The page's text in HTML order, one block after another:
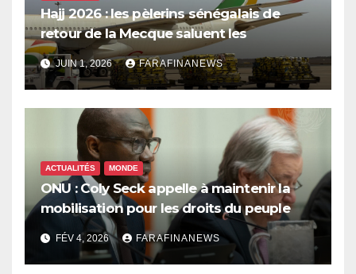
Hajj 2026 : les pèlerins sénégalais de
retour de la Mecque saluent les
innovations d’Air Sénégal SA
JUIN 1, 2026 FARAFINANEWS
ACTUALITÉS MONDE
ONU : Coly Seck appelle à maintenir la
mobilisation pour les droits du peuple
palestinien
FÉV 4, 2026 FARAFINANEWS